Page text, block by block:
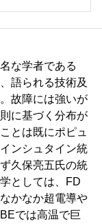
な学者である
語られる技術及
故障には強いが
に基づく分布が
とは既にポピュ
ンシュタイン統
久保亮五氏の統
としては、FD
かなか超電導や
では高温で巨